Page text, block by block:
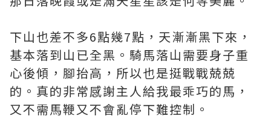
下山也差不多6點幾7點，天漸漸黑下來，
基本落到山已全黑。騎馬落山需要身子重
心後傾，腳抬高，所以也是挺戰戰兢兢
的。真的非常感謝主人給我最乖巧的馬，
又不需馬鞭又不會亂停下難控制。